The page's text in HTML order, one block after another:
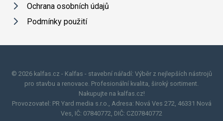
Ochrana osobních údajů
Podmínky použití
© 2026 kalfas.cz - Kalfas - stavební nářadí: Výběr z nejlepších nástrojů
pro stavbu a renovace. Profesionální kvalita, široký sortiment.
Nakupujte na kalfas.cz!
Provozovatel: PR Yard media s.r.o., Adresa: Nová Ves 272, 46331 Nová
Ves, IČ: 07840772, DIČ: CZ07840772